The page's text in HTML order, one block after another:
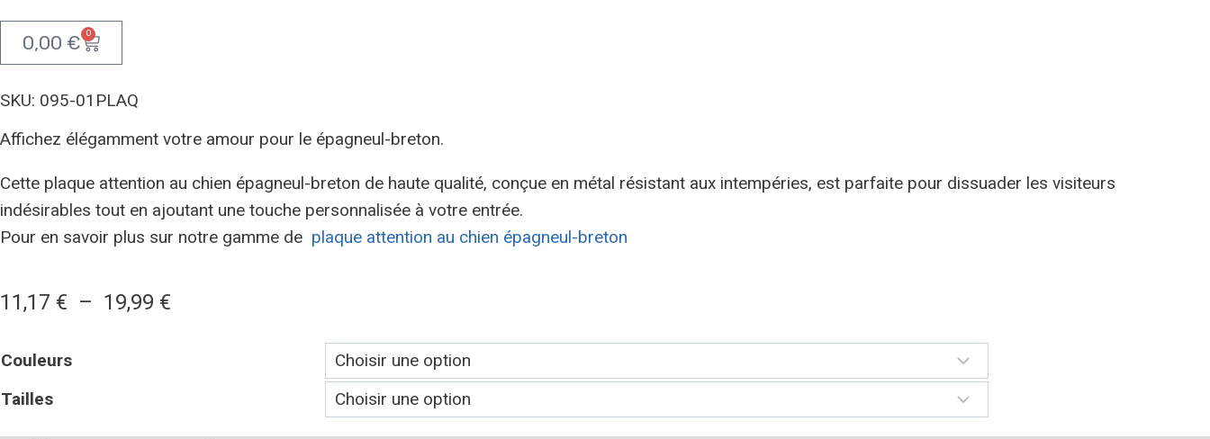
0,00 € 0
SKU: 095-01PLAQ
Affichez élégamment votre amour pour le épagneul-breton.
Cette plaque attention au chien épagneul-breton de haute qualité, conçue en métal résistant aux intempéries, est parfaite pour dissuader les visiteurs
indésirables tout en ajoutant une touche personnalisée à votre entrée.
Pour en savoir plus sur notre gamme de plaque attention au chien épagneul-breton
11,17 € – 19,99 €
Couleurs
Tailles